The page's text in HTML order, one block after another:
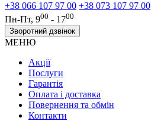
+38 066 107 97 00 +38 073 107 97 00
Пн-Пт, 900 - 1700
Зворотний дзвінок
МЕНЮ
Акції
Послуги
Гарантія
Оплата і доставка
Повернення та обмін
Контакти